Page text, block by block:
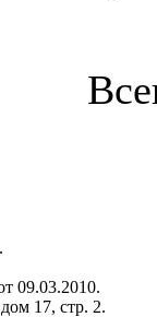
09.03.2010.
17, стр. 2.